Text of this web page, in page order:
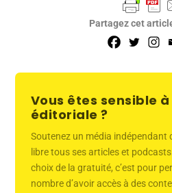
Partagez cet
Vous êtes sensible
éditoriale ?
Soutenez un média indépendant
libre tous ses articles et
choix de la gratuité, c’est pour
nombre d’avoir accès à des